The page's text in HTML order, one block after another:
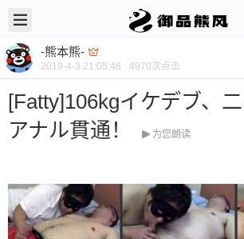
-熊本熊-
2019-4-3 21:05:46 4970次点击
[Fatty]106kgイケデブ、
アナル貫通！
为您朗读
-熊本熊- @ 御品熊风